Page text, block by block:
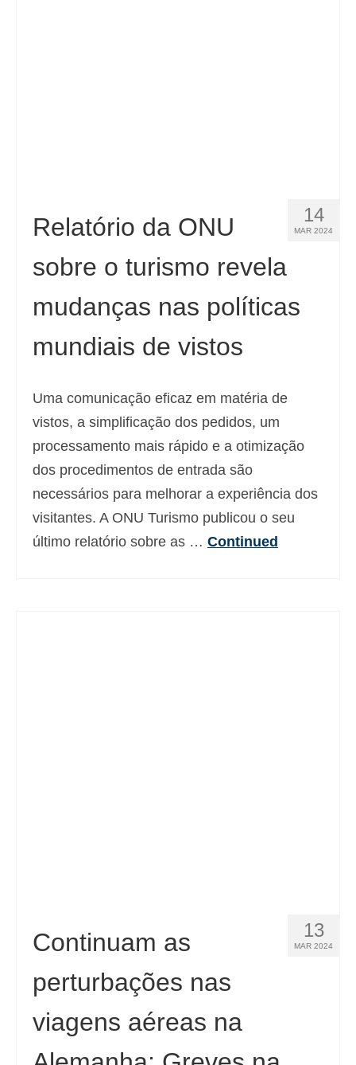
14
MAR 2024
Relatório da ONU
sobre o turismo revela
mudanças nas políticas
mundiais de vistos
Uma comunicação eficaz em matéria de
vistos, a simplificação dos pedidos, um
processamento mais rápido e a otimização
dos procedimentos de entrada são
necessários para melhorar a experiência dos
visitantes. A ONU Turismo publicou o seu
último relatório sobre as … Continued
13
MAR 2024
Continuam as
perturbações nas
viagens aéreas na